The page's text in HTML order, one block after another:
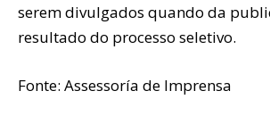
serem divulgados quando da
resultado do processo seletivo.
Fonte: Assessoría de Imprensa